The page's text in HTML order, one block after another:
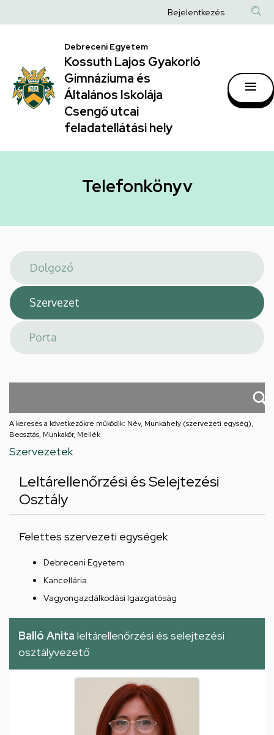
|
Kossuth
Lajos
Gyakorló
Gimnáziuma
Általános
hely
a
Anonim
fiók
Bejelentkezés
Debreceni Egyetem
Kossuth Lajos Gyakorló
Gimnáziuma és
Általános Iskolája
Csengő utcai
feladatellátási hely
Telefonkönyv
A keresés a következőkre működik: Név, Munkahely (szervezeti egység),
Beosztás, Munkakör, Mellék
Szervezetek
Leltárellenőrzési és Selejtezési
Osztály
Felettes szervezeti egységek
Debreceni Egyetem
Kancellária
Vagyongazdálkodási Igazgatóság
Balló Anita leltárellenőrzési és selejtezési
osztályvezető